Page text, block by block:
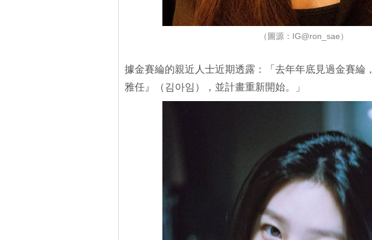
（圖源：IG@ron_sae）
據金賽綸的親近人士近期透露：「去年年底見過金賽綸
雅任』（김아임），並計畫重新開始。」